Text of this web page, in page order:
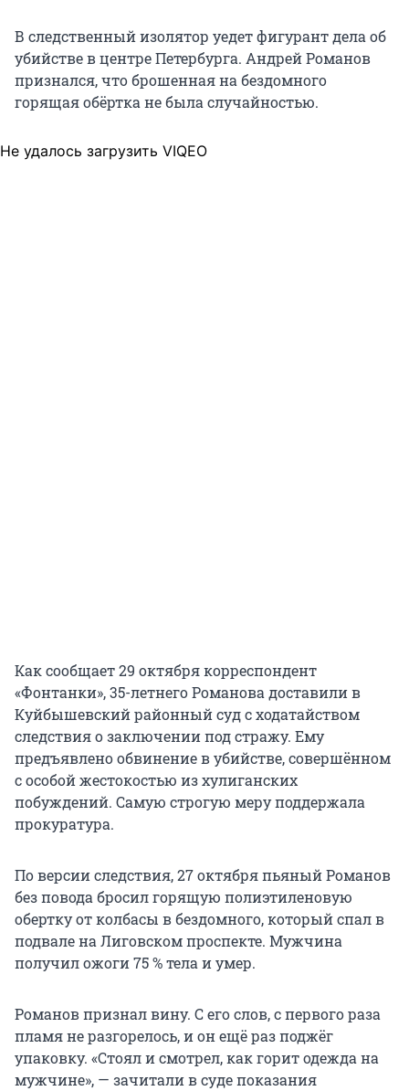
В следственный изолятор уедет фигурант дела об
убийстве в центре Петербурга. Андрей Романов
признался, что брошенная на бездомного
горящая обёртка не была случайностью.
Не удалось загрузить VIQEO
Как сообщает 29 октября корреспондент
«Фонтанки», 35-летнего Романова доставили в
Куйбышевский районный суд с ходатайством
следствия о заключении под стражу. Ему
предъявлено обвинение в убийстве, совершённом
с особой жестокостью из хулиганских
побуждений. Самую строгую меру поддержала
прокуратура.
По версии следствия, 27 октября пьяный Романов
без повода бросил горящую полиэтиленовую
обертку от колбасы в бездомного, который спал в
подвале на Лиговском проспекте. Мужчина
получил ожоги 75 % тела и умер.
Романов признал вину. С его слов, с первого раза
пламя не разгорелось, и он ещё раз поджёг
упаковку. «Стоял и смотрел, как горит одежда на
мужчине», — зачитали в суде показания